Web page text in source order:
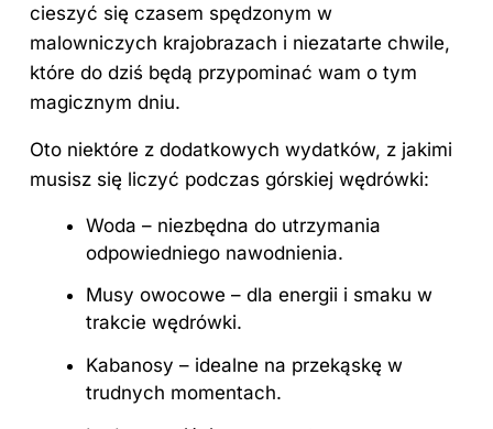
cieszyć się czasem spędzonym w
malowniczych krajobrazach i niezatarte chwile,
które do dziś będą przypominać wam o tym
magicznym dniu.
Oto niektóre z dodatkowych wydatków, z jakimi
musisz się liczyć podczas górskiej wędrówki:
Woda – niezbędna do utrzymania
odpowiedniego nawodnienia.
Musy owocowe – dla energii i smaku w
trakcie wędrówki.
Kabanosy – idealne na przekąskę w
trudnych momentach.